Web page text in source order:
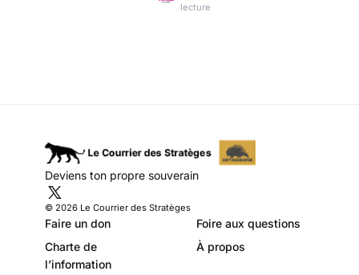
l’Antiquité, l’ail est un
séduit le mondeRécemment
découvert au Japon, l’ail noir
n’est pas une variété d’ail. Il
s’agit de l’ail
lecture
Deviens ton propre souverain
© 2026 Le Courrier des Stratèges
Faire un don
Foire aux questions
Charte de
l’information
À propos